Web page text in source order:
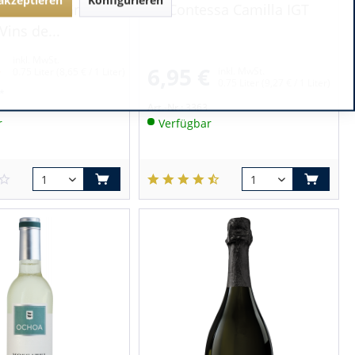
Blanc Grands
Art.-Nr.:3363
Verfügbar